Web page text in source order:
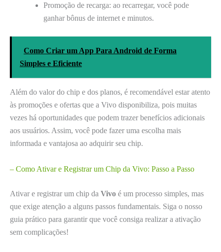
Promoção de recarga: ao recarregar, você pode
ganhar bônus de internet e minutos.
Como Criar um App Para Android de Forma
Simples e Eficiente
Além do valor do chip e dos planos, é recomendável estar atento
às promoções e ofertas que a Vivo disponibiliza, pois muitas
vezes há oportunidades que podem trazer benefícios adicionais
aos usuários. Assim, você pode fazer uma escolha mais
informada e vantajosa ao adquirir seu chip.
– Como Ativar e Registrar um Chip da Vivo: Passo a Passo
Ativar e registrar um chip da Vivo é um processo simples, mas
que exige atenção a alguns passos fundamentais. Siga o nosso
guia prático para garantir que você consiga realizar a ativação
sem complicações!